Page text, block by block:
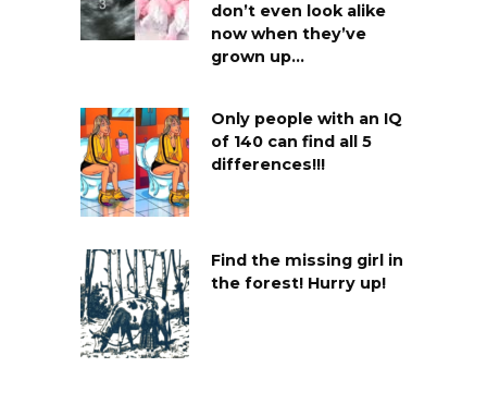
don’t even look alike
now when they’ve
grown up…
Only people with an IQ
of 140 can find all 5
differences!!!
Find the missing girl in
the forest! Hurry up!